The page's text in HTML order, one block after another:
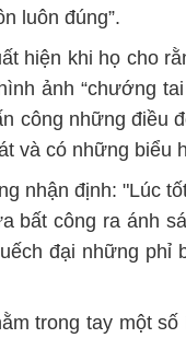
luôn đúng”.
hiện khi họ cho
ảnh “chướng
công những điều
và có những biểu
nhận định: "Lúc
bất công ra ánh
đại những phỉ
trong tay một